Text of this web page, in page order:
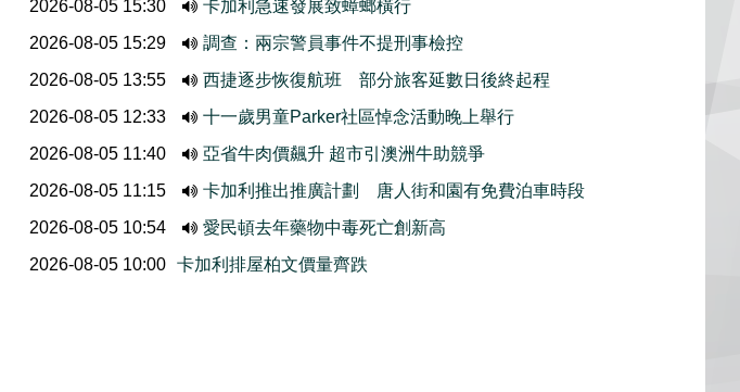
2026-08-05 15:30
卡加利急速發展致蟑螂橫行
2026-08-05 15:29
調查：兩宗警員事件不提刑事檢控
2026-08-05 13:55
西捷逐步恢復航班 部分旅客延數日後終起程
2026-08-05 12:33
十一歲男童Parker社區悼念活動晚上舉行
2026-08-05 11:40
亞省牛肉價飆升 超市引澳洲牛助競爭
2026-08-05 11:15
卡加利推出推廣計劃 唐人街和園有免費泊車時段
2026-08-05 10:54
愛民頓去年藥物中毒死亡創新高
2026-08-05 10:00
卡加利排屋柏文價量齊跌